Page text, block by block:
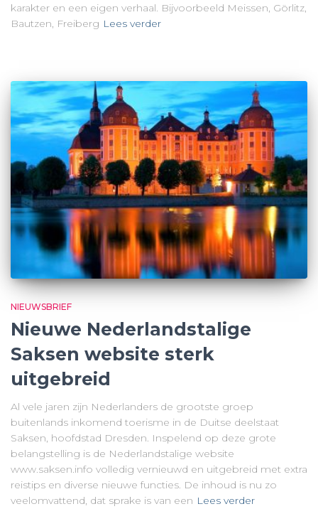
karakter en een eigen verhaal. Bijvoorbeeld Meissen, Görlitz,
Bautzen, Freiberg Lees verder
NIEUWSBRIEF
Nieuwe Nederlandstalige
Saksen website sterk
uitgebreid
Al vele jaren zijn Nederlanders de grootste groep
buitenlands inkomend toerisme in de Duitse deelstaat
Saksen, hoofdstad Dresden. Inspelend op deze grote
belangstelling is de Nederlandstalige website
www.saksen.info volledig vernieuwd en uitgebreid met extra
reistips en diverse nieuwe functies. De inhoud is nu zo
veelomvattend, dat sprake is van een Lees verder